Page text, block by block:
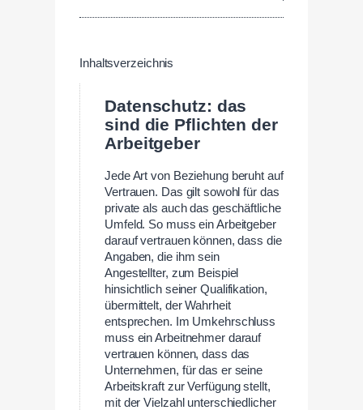
Inhaltsverzeichnis
Datenschutz: das
sind die Pflichten der
Arbeitgeber
Jede Art von Beziehung beruht auf
Vertrauen. Das gilt sowohl für das
private als auch das geschäftliche
Umfeld. So muss ein Arbeitgeber
darauf vertrauen können, dass die
Angaben, die ihm sein
Angestellter, zum Beispiel
hinsichtlich seiner Qualifikation,
übermittelt, der Wahrheit
entsprechen. Im Umkehrschluss
muss ein Arbeitnehmer darauf
vertrauen können, dass das
Unternehmen, für das er seine
Arbeitskraft zur Verfügung stellt,
mit der Vielzahl unterschiedlicher